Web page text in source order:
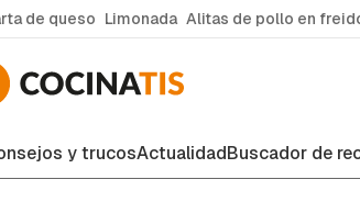
de queso Limonada Alitas de pollo en
y trucosActualidadBuscador de